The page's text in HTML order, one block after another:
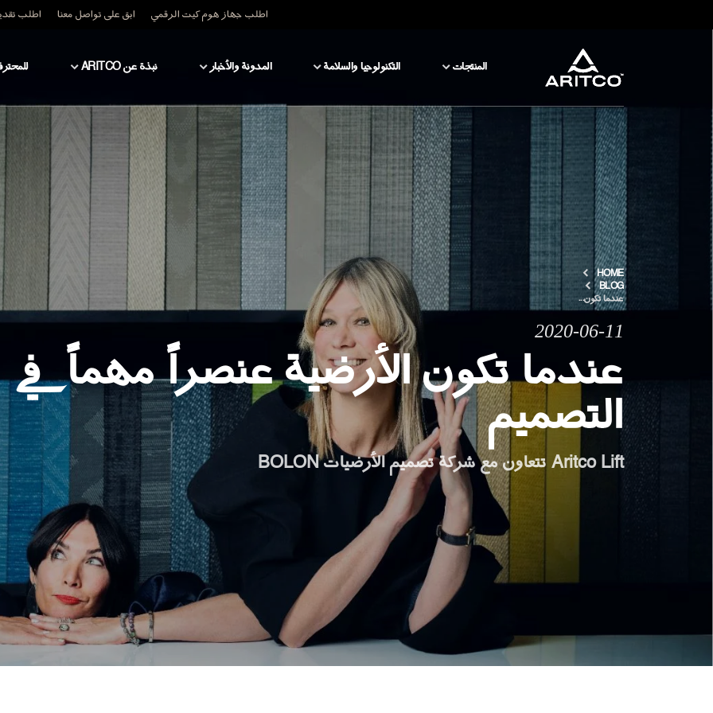
اطلب جهاز هوم كيت الرقمي ابق على تواصل معنا اطلب
المنتجات التكنولوجيا والسلامة المدونة والأخبار نبذة عن ARITCO
التكنولوجيا والسلامة
المدونة والأخبار
للمحترفين
اطلب جهاز هوم كيت الرقمي
ابق على تواصل معنا
اطلب تقدير السعر
اشترك في نشرة الأخبار
HOME
BLOG
عندما تكون...
2020-06-11
عندما تكون الأرضية عنصراً مهماً في
التصميم
Aritco Lift تتعاون مع شركة تصميم الأرضيات BOLON